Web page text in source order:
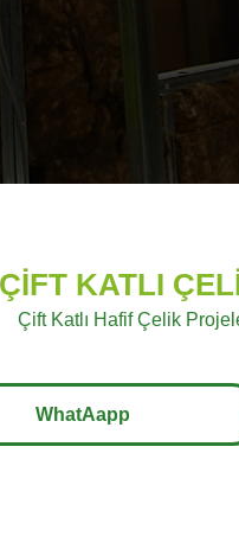
KATLI
Çift Katlı Hafif Çelik
WhatAapp